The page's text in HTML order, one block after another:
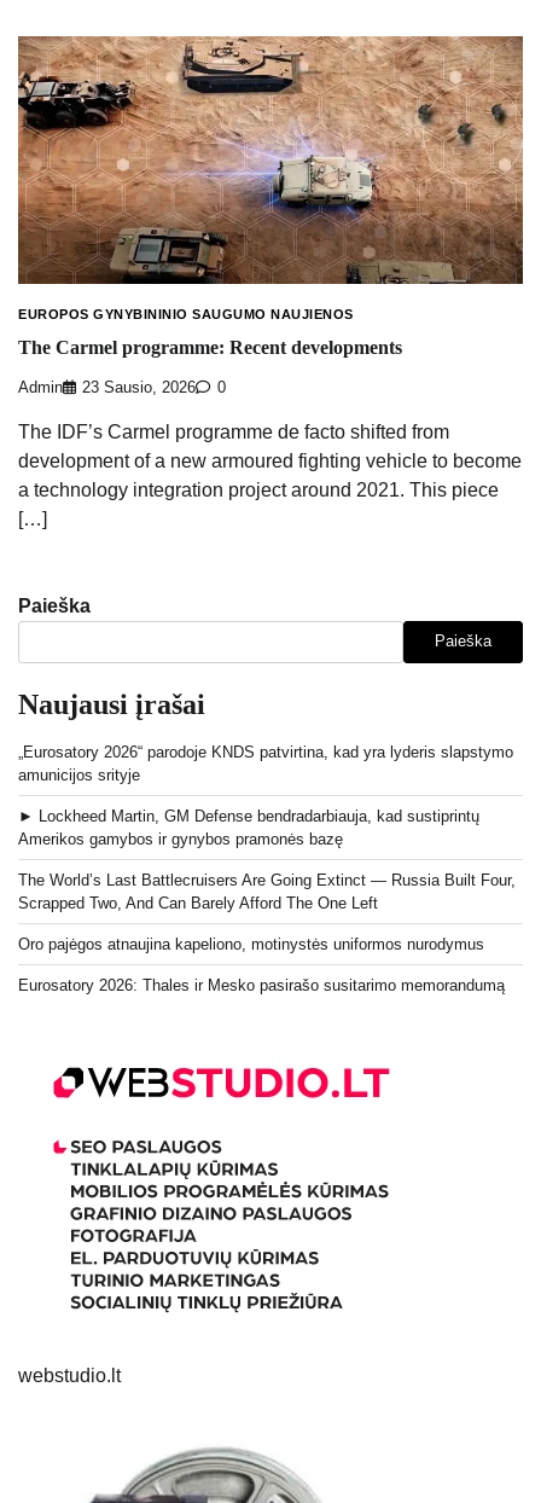
EUROPOS GYNYBININIO SAUGUMO NAUJIENOS
The Carmel programme: Recent developments
Admin 23 Sausio, 2026 0
The IDF’s Carmel programme de facto shifted from
development of a new armoured fighting vehicle to become
a technology integration project around 2021. This piece
[…]
Paieška
Paieška
Naujausi įrašai
„Eurosatory 2026“ parodoje KNDS patvirtina, kad yra lyderis slapstymo
amunicijos srityje
► Lockheed Martin, GM Defense bendradarbiauja, kad sustiprintų
Amerikos gamybos ir gynybos pramonės bazę
The World’s Last Battlecruisers Are Going Extinct — Russia Built Four,
Scrapped Two, And Can Barely Afford The One Left
Oro pajėgos atnaujina kapeliono, motinystės uniformos nurodymus
Eurosatory 2026: Thales ir Mesko pasirašo susitarimo memorandumą
webstudio.lt